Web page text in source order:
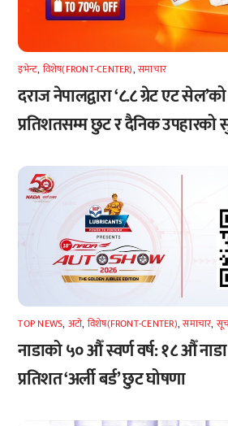
इभेन्ट, विशेष(FRONT-CENTER),समाचार
दराज नेपालद्वारा ‘८.८ ग्रेट एट
प्रतिशतसम्म छुट र दैनिक उपहारको
TOP NEWS, अटाे, विशेष(FRONT-CENTER),समाचार,
नाडाको ५० औँ स्वर्ण वर्ष: १८ औँ
प्रतिशत ‘अर्ली बर्ड’ छुट घोषणा